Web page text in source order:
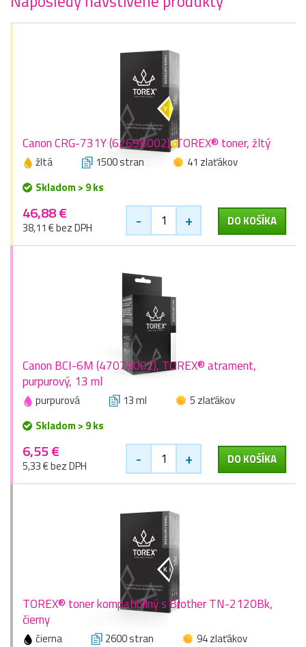
Canon CRG-731Y (6269B002), TOREX® toner, žltý
žltá 1500 stran
41 zlaťákov
Skladom > 9 ks
46,88 €
38,11 € bez DPH - + DO KOŠÍKA
Canon BCI-6M (4707A002), TOREX® atrament,
purpurový, 13 ml
purpurová 13 ml
5 zlaťákov
Skladom > 9 ks
6,55 €
5,33 € bez DPH - + DO KOŠÍKA
TOREX® toner kompatibilný s Brother TN-2120Bk,
čierny
čierna 2600 stran
94 zlaťákov